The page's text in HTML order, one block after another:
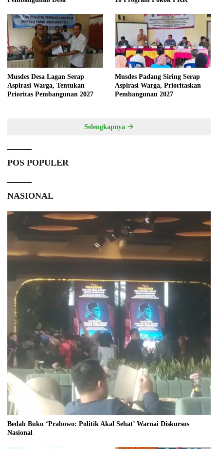
Musdes Desa Lagan Serap
Aspirasi Warga, Tentukan
Prioritas Pembangunan 2027
Musdes Padang Siring Serap
Aspirasi Warga, Prioritaskan
Pembangunan 2027
Selengkapnya
POS POPULER
NASIONAL
Bedah Buku ‘Prabowo: Politik Akal Sehat’ Warnai Diskursus
Nasional